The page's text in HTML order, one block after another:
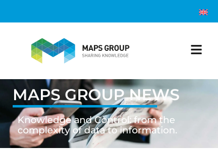
MAPS GROUP NEWS
Knowledge and Control: from the
complexity of data to information.